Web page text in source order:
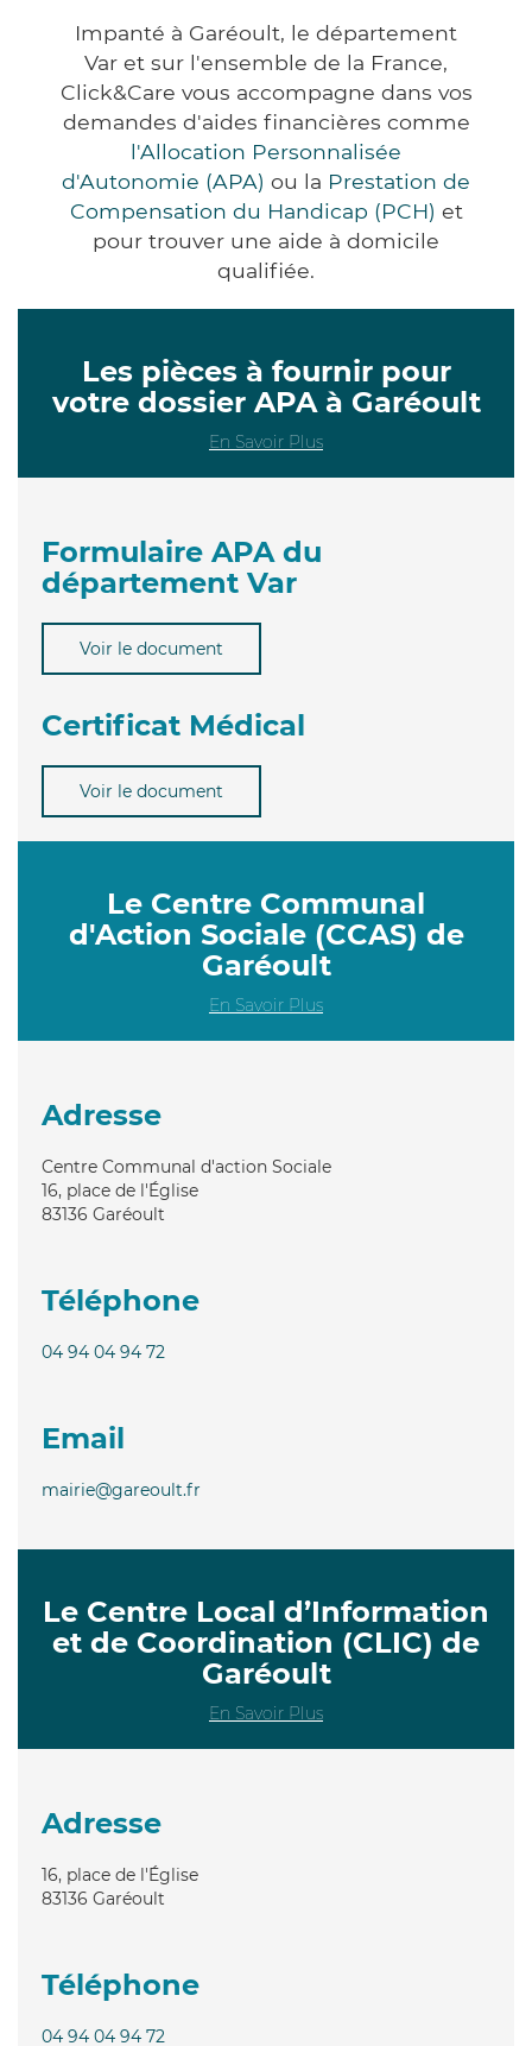
Impanté à Garéoult, le département
Var et sur l'ensemble de la France,
Click&Care vous accompagne dans vos
demandes d'aides financières comme
l'Allocation Personnalisée
d'Autonomie (APA) ou la Prestation de
Compensation du Handicap (PCH) et
pour trouver une aide à domicile
qualifiée.
Les pièces à fournir pour
votre dossier APA à Garéoult
En Savoir Plus
Formulaire APA du
département Var
Voir le document
Certificat Médical
Voir le document
Le Centre Communal
d'Action Sociale (CCAS) de
Garéoult
En Savoir Plus
Adresse
Centre Communal d'action Sociale
16, place de l'Église
83136 Garéoult
Téléphone
04 94 04 94 72
Email
mairie@gareoult.fr
Le Centre Local d’Information
et de Coordination (CLIC) de
Garéoult
En Savoir Plus
Adresse
16, place de l'Église
83136 Garéoult
Téléphone
04 94 04 94 72